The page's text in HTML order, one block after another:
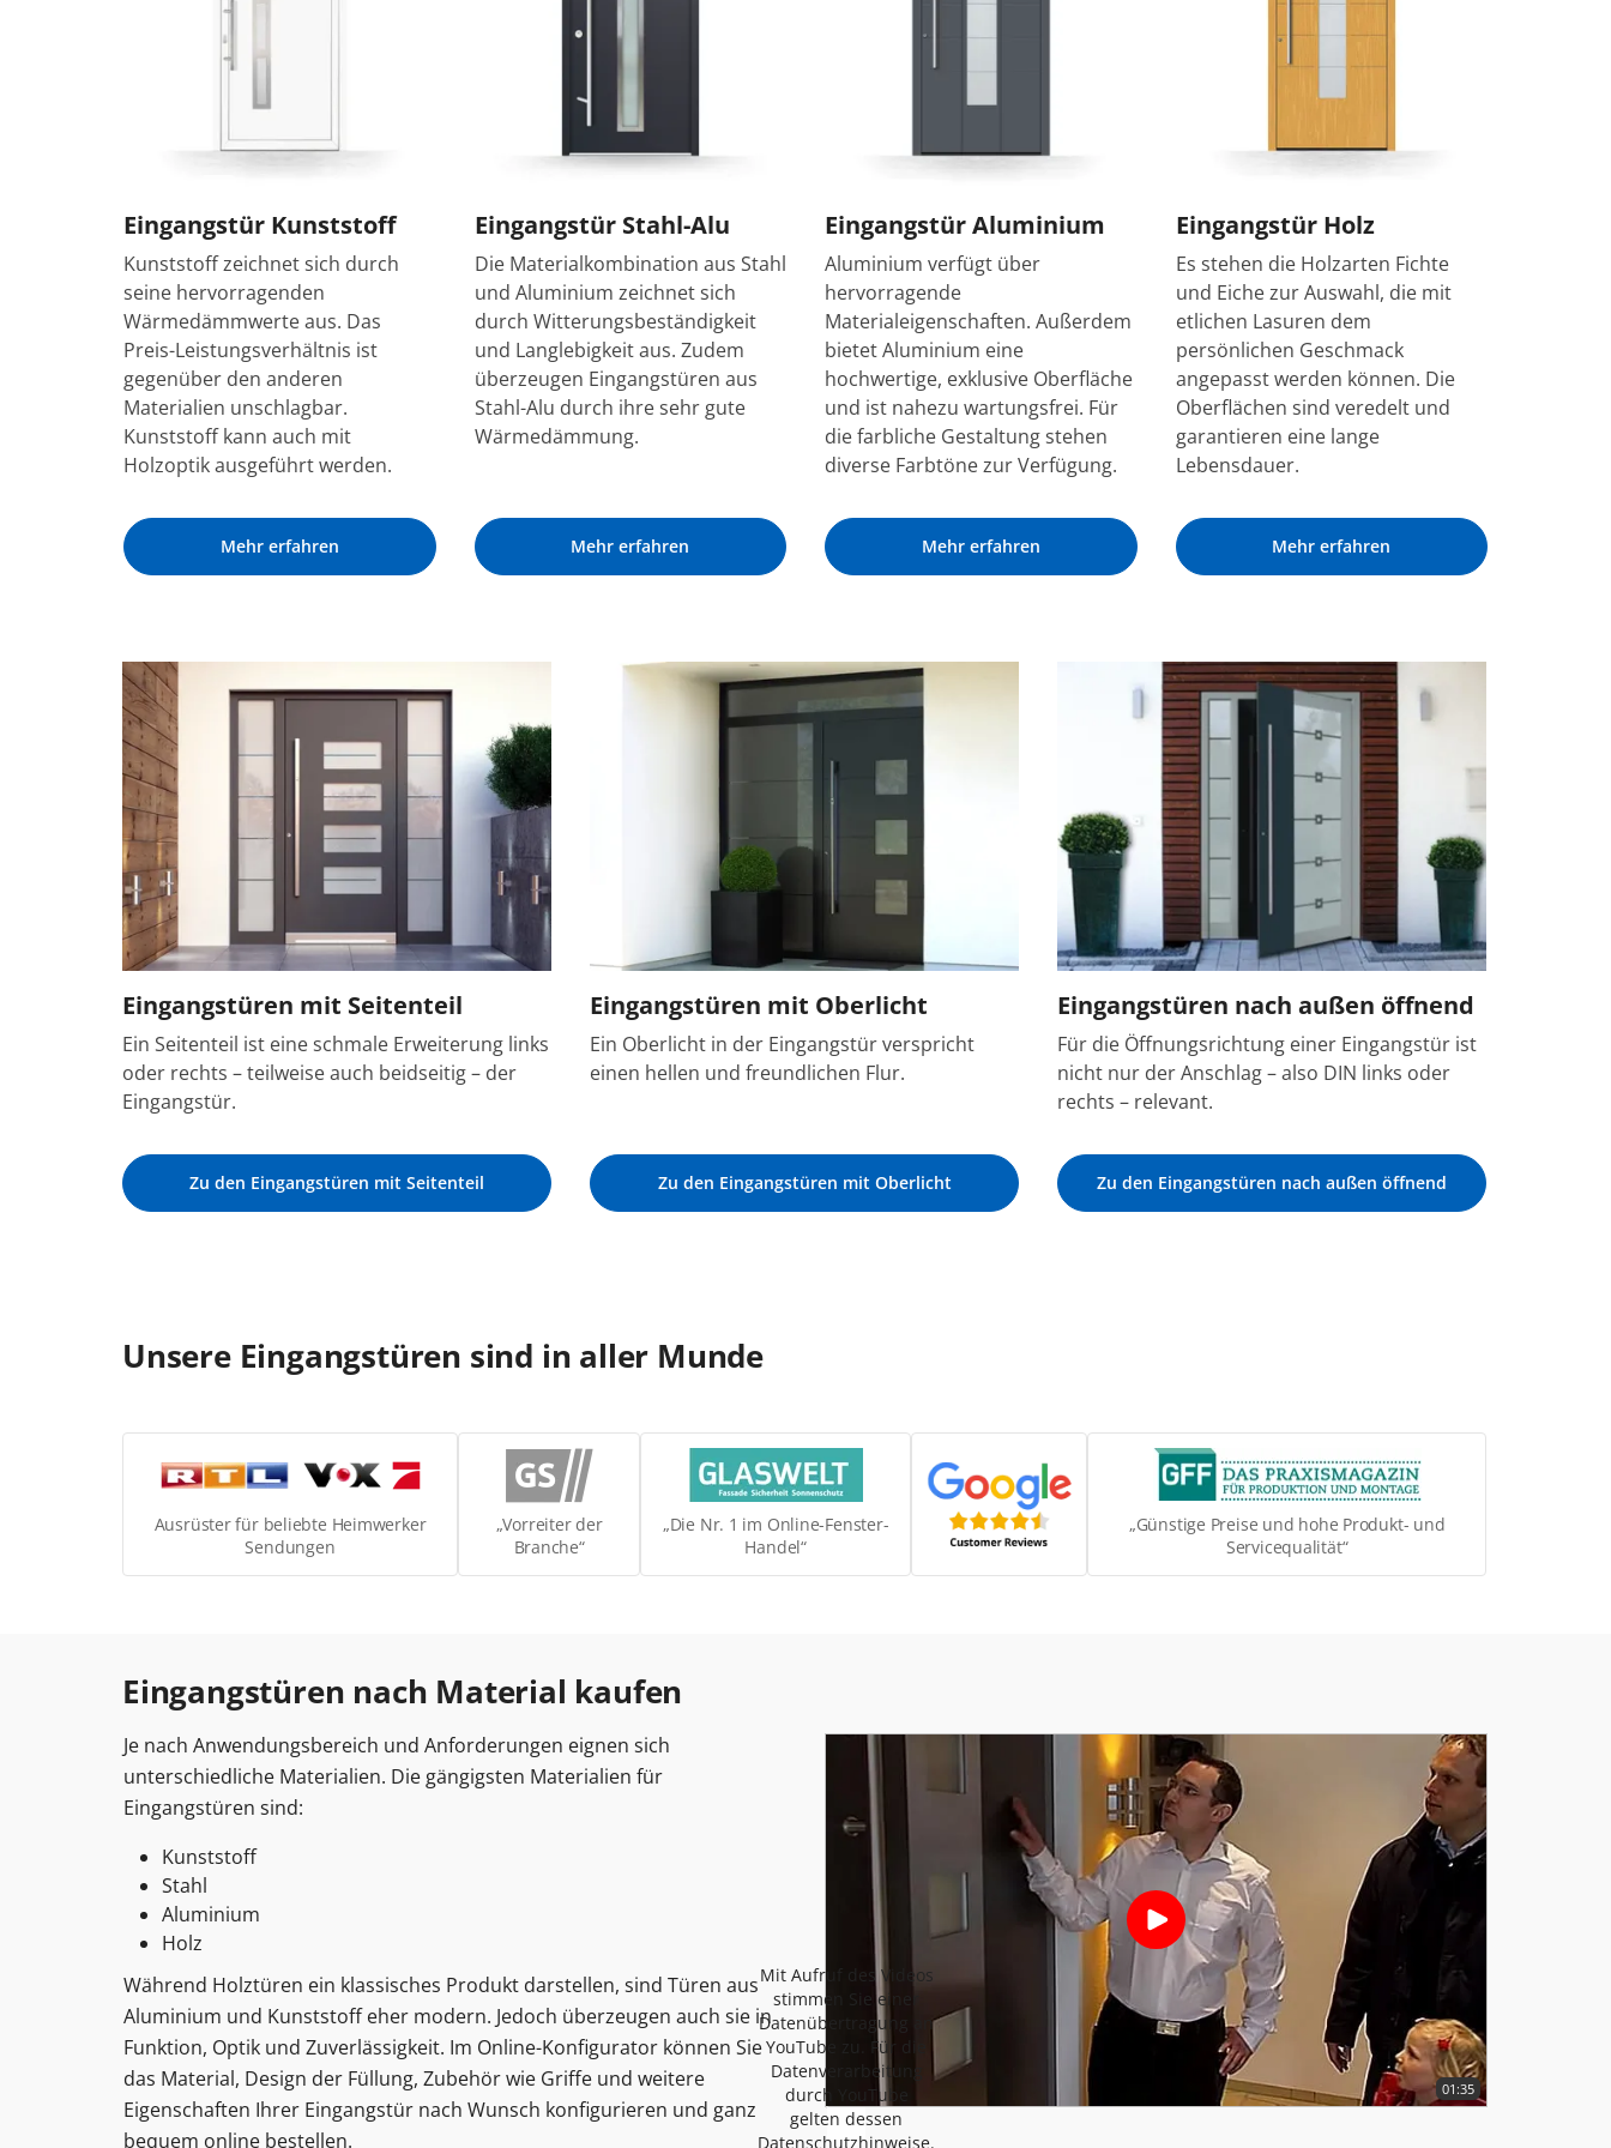
Eingangstür Kunststoff
Kunststoff zeichnet sich durch
seine hervorragenden
Wärmedämmwerte aus. Das
Preis-Leistungsverhältnis ist
gegenüber den anderen
Materialien unschlagbar.
Kunststoff kann auch mit
Holzoptik ausgeführt werden.
Mehr erfahren
Eingangstür Stahl-Alu
Die Materialkombination aus Stahl
und Aluminium zeichnet sich
durch Witterungsbeständigkeit
und Langlebigkeit aus. Zudem
überzeugen Eingangstüren aus
Stahl-Alu durch ihre sehr gute
Wärmedämmung.
Mehr erfahren
Eingangstür Aluminium
Aluminium verfügt über
hervorragende
Materialeigenschaften. Außerdem
bietet Aluminium eine
hochwertige, exklusive Oberfläche
und ist nahezu wartungsfrei. Für
die farbliche Gestaltung stehen
diverse Farbtöne zur Verfügung.
Mehr erfahren
Eingangstür Holz
Es stehen die Holzarten Fichte
und Eiche zur Auswahl, die mit
etlichen Lasuren dem
persönlichen Geschmack
angepasst werden können. Die
Oberflächen sind veredelt und
garantieren eine lange
Lebensdauer.
Mehr erfahren
Eingangstüren mit Seitenteil
Ein Seitenteil ist eine schmale Erweiterung links
oder rechts – teilweise auch beidseitig – der
Eingangstür.
Zu den Eingangstüren mit Seitenteil
Eingangstüren mit Oberlicht
Ein Oberlicht in der Eingangstür verspricht
einen hellen und freundlichen Flur.
Zu den Eingangstüren mit Oberlicht
Eingangstüren nach außen öffnend
Für die Öffnungsrichtung einer Eingangstür ist
nicht nur der Anschlag – also DIN links oder
rechts – relevant.
Zu den Eingangstüren nach außen öffnend
Unsere Eingangstüren sind in aller Munde
Ausrüster für beliebte Heimwerker
Sendungen
„Vorreiter der
Branche“
„Die Nr. 1 im Online-Fenster-
Handel“
„Günstige Preise und hohe Produkt- und
Servicequalität“
Eingangstüren nach Material kaufen
Je nach Anwendungsbereich und Anforderungen eignen sich
unterschiedliche Materialien. Die gängigsten Materialien für
Eingangstüren sind:
Kunststoff
Stahl
Aluminium
Holz
Während Holztüren ein klassisches Produkt darstellen, sind Türen aus
Aluminium und Kunststoff eher modern. Jedoch überzeugen auch sie in
Funktion, Optik und Zuverlässigkeit. Im Online-Konfigurator können Sie
das Material, Design der Füllung, Zubehör wie Griffe und weitere
Eigenschaften Ihrer Eingangstür nach Wunsch konfigurieren und ganz
bequem online bestellen.
Mit Aufruf des Videos
stimmen Sie einer
Datenübertragung an
YouTube zu. Für die
Datenverarbeitung
durch YouTube
gelten dessen
Datenschutzhinweise.
01:35